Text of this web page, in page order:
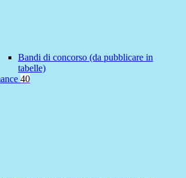
Bandi di concorso (da pubblicare in
tabelle)
40